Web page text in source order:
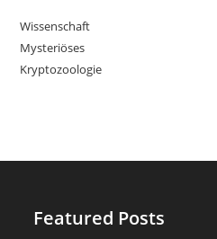
Wissenschaft
Mysteriöses
Kryptozoologie
Featured Posts